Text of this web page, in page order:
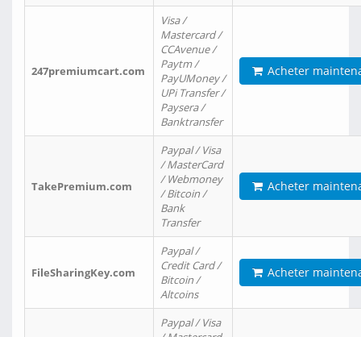
247premiumcart.com
Visa /
Mastercard /
CCAvenue /
Paytm /
PayUMoney /
UPi Transfer /
Paysera /
Banktransfer
Acheter
TakePremium.com
Paypal / Visa
/ MasterCard
/ Webmoney
/ Bitcoin /
Bank
Transfer
Acheter
FileSharingKey.com
Paypal /
Credit Card /
Bitcoin /
Altcoins
Acheter
Paypal / Visa